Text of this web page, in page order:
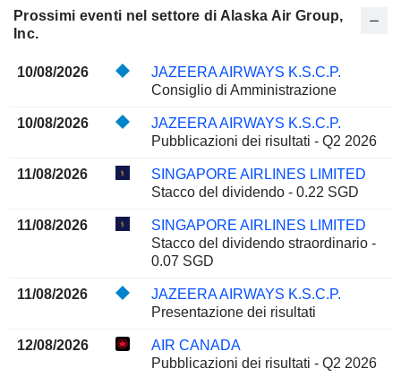
Prossimi eventi nel settore di Alaska Air Group,
Inc.
10/08/2026
JAZEERA AIRWAYS K.S.C.P.
Consiglio di Amministrazione
10/08/2026
JAZEERA AIRWAYS K.S.C.P.
Pubblicazioni dei risultati - Q2 2026
11/08/2026
SINGAPORE AIRLINES LIMITED
Stacco del dividendo - 0.22 SGD
11/08/2026
SINGAPORE AIRLINES LIMITED
Stacco del dividendo straordinario -
0.07 SGD
11/08/2026
JAZEERA AIRWAYS K.S.C.P.
Presentazione dei risultati
12/08/2026
AIR CANADA
Pubblicazioni dei risultati - Q2 2026